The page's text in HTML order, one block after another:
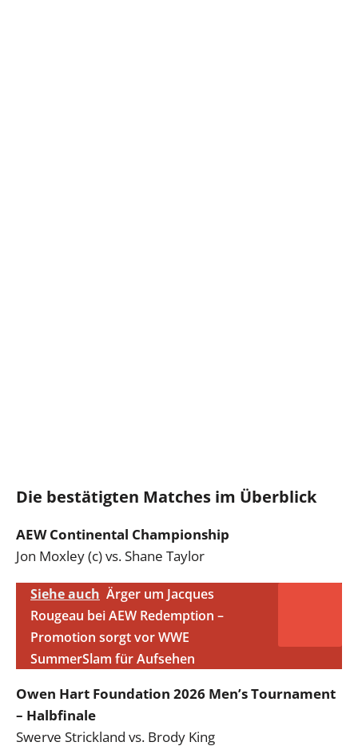
Die bestätigten Matches im Überblick
AEW Continental Championship
Jon Moxley (c) vs. Shane Taylor
Siehe auch Ärger um Jacques
Rougeau bei AEW Redemption –
Promotion sorgt vor WWE
SummerSlam für Aufsehen
Owen Hart Foundation 2026 Men’s Tournament
– Halbfinale
Swerve Strickland vs. Brody King